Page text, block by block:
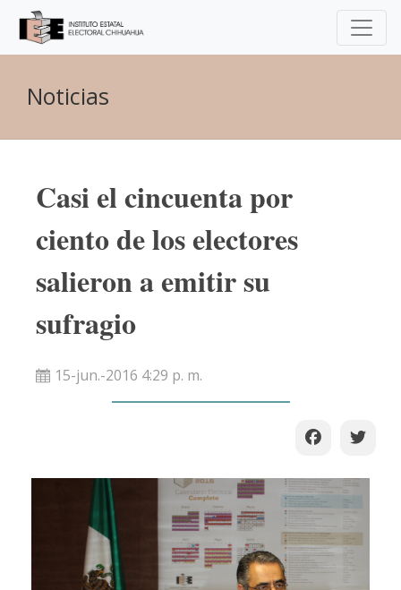
Noticias
Casi el cincuenta por
ciento de los electores
salieron a emitir su
sufragio
15-jun.-2016 4:29 p. m.